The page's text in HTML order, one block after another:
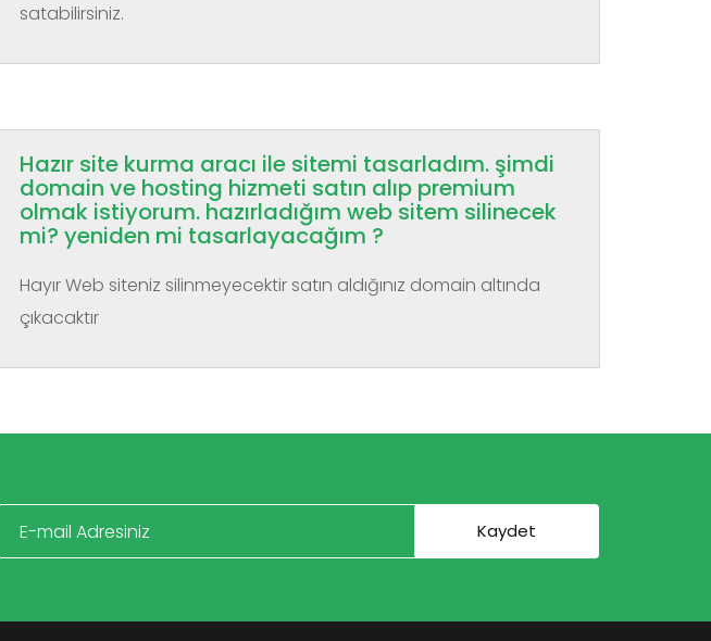
satabilirsiniz.
Hazır site kurma aracı ile sitemi tasarladım. şimdi
domain ve hosting hizmeti satın alıp premium
olmak istiyorum. hazırladığım web sitem silinecek
mi? yeniden mi tasarlayacağım ?
Hayır Web siteniz silinmeyecektir satın aldığınız domain altında
çıkacaktır